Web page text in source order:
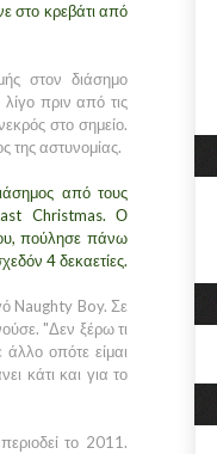
στο κρεβάτι από
στον διάσημο
πριν από τις
στο σημείο.
της αστυνομίας.
από τους
Christmas. Ο
πούλησε πάνω
4 δεκαετίες.
Naughty Boy. Σε
"Δεν ξέρω τι
άλλο οπότε είμαι
κάτι και για το
το 2011.